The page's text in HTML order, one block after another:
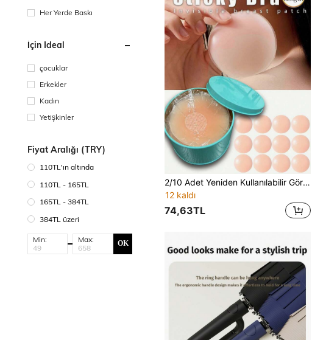
Her Yerde Baskı
İçin Ideal
çocuklar
Erkekler
Kadın
Yetişkinler
Fiyat Aralığı (TRY)
110TL'ın altında
110TL - 165TL
165TL - 384TL
384TL üzeri
Min: Max: OK
2/10 Adet Yeniden Kullanılabilir Görünmez Meme Ucu Kapatıcı, Dikişsiz ve Kaymaz, Çeşitli Kullanımlar İçin Uygun
12 kaldı
74,63TL